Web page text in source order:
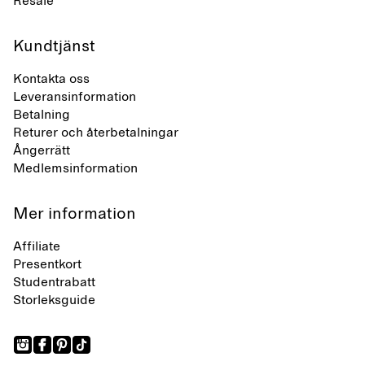
Kundtjänst
Kontakta oss
Leveransinformation
Betalning
Returer och återbetalningar
Ångerrätt
Medlemsinformation
Mer information
Affiliate
Presentkort
Studentrabatt
Storleksguide